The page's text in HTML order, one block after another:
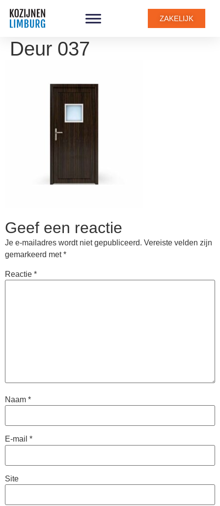
ZAKELIJK
Deur 037
Geef een reactie
Je e-mailadres wordt niet gepubliceerd. Vereiste velden zijn
gemarkeerd met*
Reactie *
Naam *
E-mail *
Site